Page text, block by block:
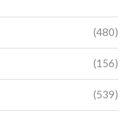
(480)
(156)
(539)